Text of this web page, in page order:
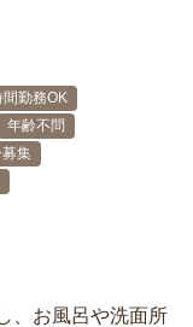
間勤務OK
年齢不問
集
、お風呂や洗面所